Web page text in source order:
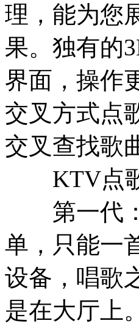
理，能为您
果。独有的
界面，操作
交叉方式点
交叉查找歌
KTV点
第一代：
单，只能一
设备，唱歌
是在大厅上。